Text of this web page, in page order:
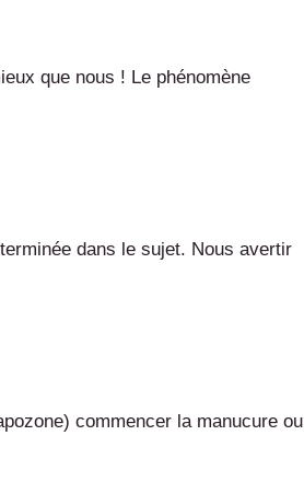
que nous ! Le phénomène
dans le sujet. Nous avertir
commencer la manucure ou